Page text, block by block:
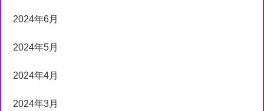
2024年6月
2024年5月
2024年4月
2024年3月